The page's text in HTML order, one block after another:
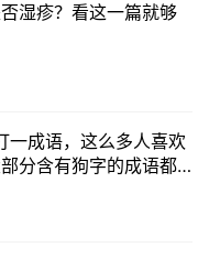
湿疹？看这一篇就够
一成语，这么多人喜欢
分含有狗字的成语都